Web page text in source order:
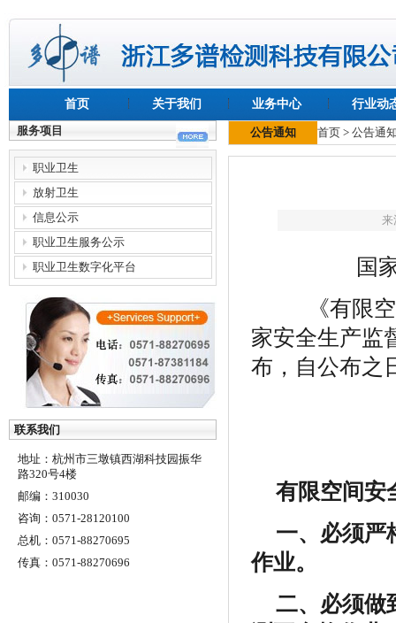
首页 关于我们 业务中心
行业动
服务项目
职业卫生
放射卫生
信息公示
职业卫生服务公示
职业卫生数字化平台
联系我们
地址：杭州市三墩镇西湖科技园振华
路320号4楼
邮编：310030
咨询：0571-28120100
总机：0571-88270695
传真：0571-88270696
公告通知 首页 > 公告通
来
国
《有限空
家安全生产监
布，自公布之
有限空间安
一、必须严
作业。
二、必须做